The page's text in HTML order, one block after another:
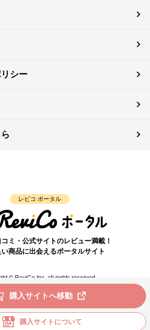
購入サイトへ移動
購入サイトについて
シー
レビコ ポータル
コミ・公式サイトのレビュー満載！
商品に出会えるポータルサイト
© ReviCo Inc. all rights reserved.